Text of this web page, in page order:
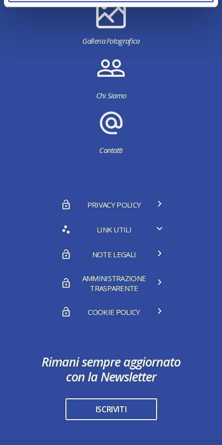
Galleria Fotografica
Chi Siamo
Contatti
PRIVACY POLICY
LINK UTILI
NOTE LEGALI
AMMINISTRAZIONE
TRASPARENTE
COOKIE POLICY
Rimani sempre aggiornato
con la Newsletter
ISCRIVITI